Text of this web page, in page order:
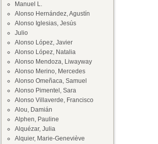
Manuel L.
Alonso Hernández, Agustín
Alonso Iglesias, Jesús
Julio
Alonso López, Javier
Alonso López, Natalia
Alonso Mendoza, Liwayway
Alonso Merino, Mercedes
Alonso Omeñaca, Samuel
Alonso Pimentel, Sara
Alonso Villaverde, Francisco
Alou, Damián
Alphen, Pauline
Alquézar, Julia
Alquier, Marie-Geneviève